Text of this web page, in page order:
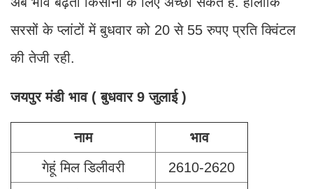
सरसों के प्लांटों में बुधवार को 20 से 55 रुपए प्रति क्विंटल
की तेजी रही.
जयपुर मंडी भाव ( बुधवार 9 जुलाई )
नाम
भाव
गेहूं मिल डिलीवरी
2610-2620